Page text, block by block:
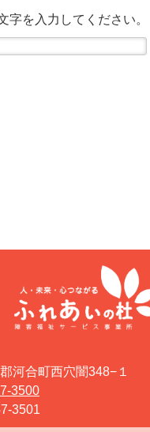
字を入力してください。
河合町西穴闇348−１
3500
3501